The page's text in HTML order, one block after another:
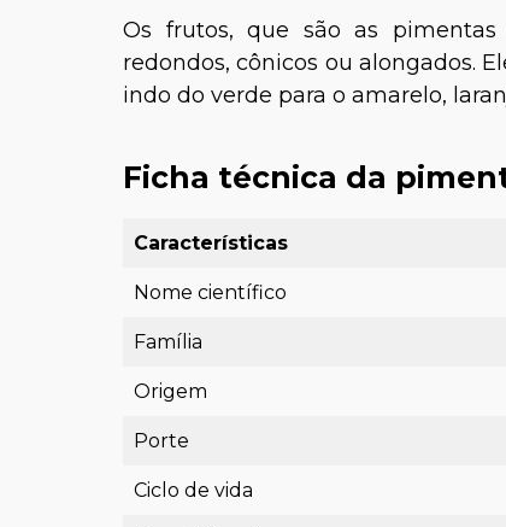
Os frutos, que são as
redondos, cônicos ou alongados.
indo do verde para o amarelo,
Ficha técnica da
Características
Nome científico
Família
Origem
Porte
Ciclo de vida